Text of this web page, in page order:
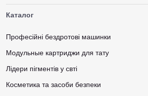
Каталог
Професійні бездротові машинки
Модульные картриджи для тату
Лідери пігментів у свті
Косметика та засоби безпеки